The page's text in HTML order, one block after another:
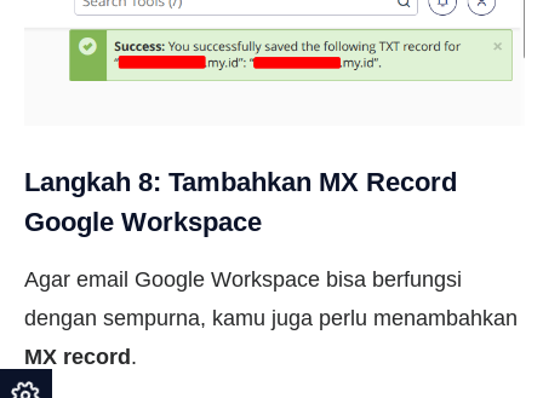
Langkah 8: Tambahkan MX Record
Google Workspace
Agar email Google Workspace bisa berfungsi
dengan sempurna, kamu juga perlu menambahkan
MX record .